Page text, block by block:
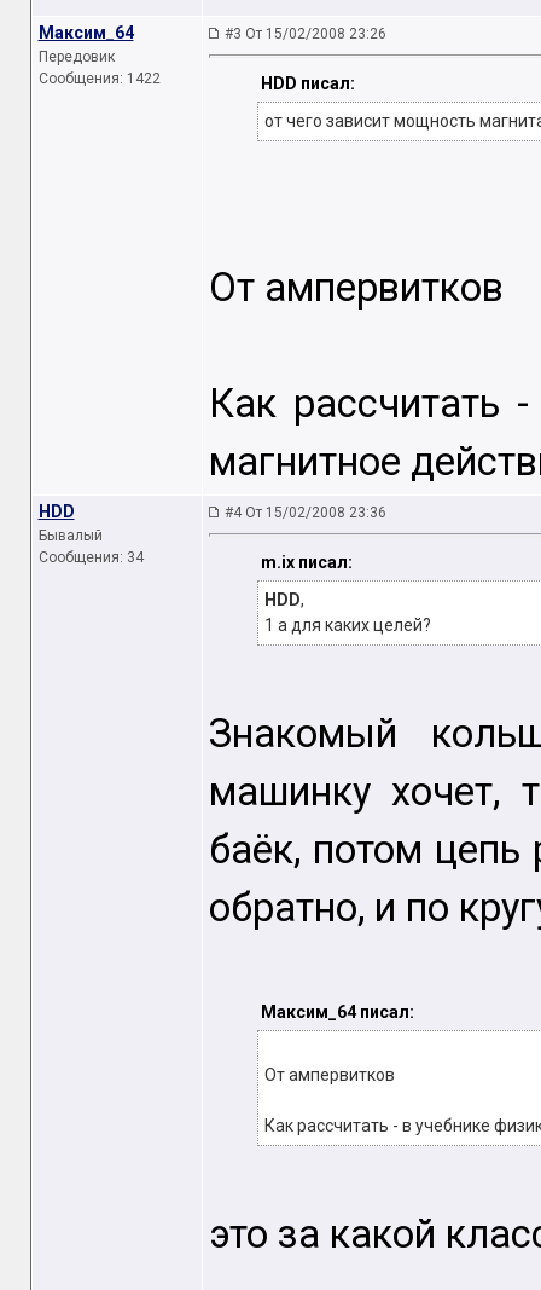
Максим_64
Передовик
Сообщения: 1422
#3 От 15/02/2008 23:26
HDD писал:
от чего зависит мощность
От ампервитков
Как рассчитать
магнитное
HDD
Бывалый
Сообщения: 34
#4 От 15/02/2008 23:36
m.ix писал:
HDD,
1 а для каких целей?
Знакомый
машинку хочет,
баёк, потом
обратно, и по
Максим_64 писал:
От ампервитков
Как рассчитать - в учебнике
это за какой